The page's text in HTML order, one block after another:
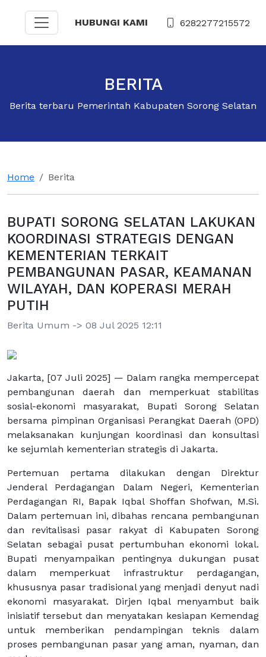
HUBUNGI KAMI 6282277215572
BERITA
Berita terbaru Pemerintah Kabupaten Sorong Selatan
Home Berita
BUPATI SORONG SELATAN LAKUKAN
KOORDINASI STRATEGIS DENGAN
KEMENTERIAN TERKAIT
PEMBANGUNAN PASAR, KEAMANAN
WILAYAH, DAN KOPERASI MERAH
PUTIH
Berita Umum -> 08 Jul 2025 12:11
Jakarta, [07 Juli 2025] — Dalam rangka mempercepat
pembangunan daerah dan memperkuat stabilitas
sosial-ekonomi masyarakat, Bupati Sorong Selatan
bersama pimpinan Organisasi Perangkat Daerah (OPD)
melaksanakan kunjungan koordinasi dan konsultasi
ke sejumlah kementerian strategis di Jakarta.
Pertemuan pertama dilakukan dengan Direktur
Jenderal Perdagangan Dalam Negeri, Kementerian
Perdagangan RI, Bapak Iqbal Shoffan Shofwan, M.Si.
Dalam pertemuan ini, dibahas rencana pembangunan
dan revitalisasi pasar rakyat di Kabupaten Sorong
Selatan sebagai pusat pertumbuhan ekonomi lokal.
Bupati menyampaikan pentingnya dukungan pusat
dalam memperkuat infrastruktur perdagangan,
khususnya pasar tradisional yang menjadi denyut nadi
ekonomi masyarakat. Dirjen Iqbal menyambut baik
inisiatif tersebut dan menyatakan kesiapan Kemendag
untuk memberikan pendampingan teknis dalam
proses pembangunan pasar yang aman, nyaman, dan